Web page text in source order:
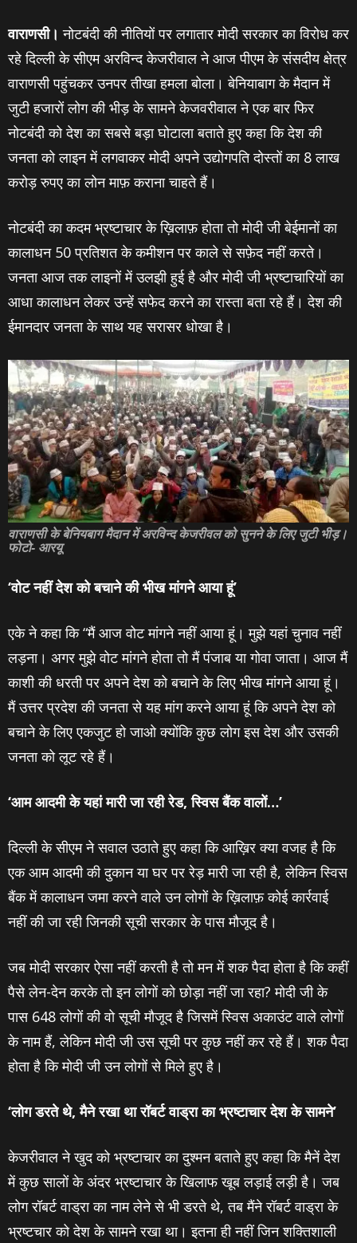
वाराणसी। नोटबंदी की नीतियों पर लगातार मोदी सरकार का विरोध कर
रहे दिल्‍ली के सीएम अरविन्‍द केजरीवाल ने आज पीएम के संसदीय क्षेत्र
वाराणसी पहुंचकर उनपर तीखा हमला बोला। बेनियाबाग के मैदान में
जुटी हजारों लोग की भीड़ के सामने केजवरीवाल ने एक बार फिर
नोटबंदी को देश का सबसे बड़ा घोटाला बताते हुए कहा कि देश की
जनता को लाइन में लगवाकर मोदी अपने उद्योगपति दोस्तों का 8 लाख
करोड़ रुपए का लोन माफ़ कराना चाहते हैं।
नोटबंदी का कदम भ्रष्टाचार के ख़िलाफ़ होता तो मोदी जी बेईमानों का
कालाधन 50 प्रतिशत के कमीशन पर काले से सफ़ेद नहीं करते।
जनता आज तक लाइनों में उलझी हुई है और मोदी जी भ्रष्‍टाचारियों का
आधा कालाधन लेकर उन्‍हें सफेद करने का रास्‍ता बता रहे हैं। देश की
ईमानदार जनता के साथ यह सरासर धोखा है।
वाराणसी के बेनियबाग मैदान में अरविन्द केजरीवल को सुनने के लिए जुटी भीड़।
फोटो- आरयू
‘वोट नहीं देश को बचाने की भीख मांगने आया हूं’
एके ने कहा कि “मैं आज वोट मांगने नहीं आया हूं। मुझे यहां चुनाव नहीं
लड़ना। अगर मुझे वोट मांगने होता तो मैं पंजाब या गोवा जाता। आज मैं
काशी की धरती पर अपने देश को बचाने के लिए भीख मांगने आया हूं।
मैं उत्तर प्रदेश की जनता से यह मांग करने आया हूं कि अपने देश को
बचाने के लिए एकजुट हो जाओ क्योंकि कुछ लोग इस देश और उसकी
जनता को लूट रहे हैं।
‘आम आदमी के यहां मारी जा रही रेड, स्विस बैंक वालों…’
दिल्‍ली के सीएम ने सवाल उठाते हुए कहा कि आख़िर क्या वजह है कि
एक आम आदमी की दुकान या घर पर रेड़ मारी जा रही है, लेकिन स्विस
बैंक में कालाधन जमा करने वाले उन लोगों के ख़िलाफ़ कोई कार्रवाई
नहीं की जा रही जिनकी सूची सरकार के पास मौजूद है।
जब मोदी सरकार ऐसा नहीं करती है तो मन में शक पैदा होता है कि कहीं
पैसे लेन-देन करके तो इन लोगों को छोड़ा नहीं जा रहा? मोदी जी के
पास 648 लोगों की वो सूची मौजूद है जिसमें स्विस अकाउंट वाले लोगों
के नाम हैं, लेकिन मोदी जी उस सूची पर कुछ नहीं कर रहे हैं। शक पैदा
होता है कि मोदी जी उन लोगों से मिले हुए है।
‘लोग डरते थे, मैने रखा था रॉबर्ट वाड्रा का भ्रष्‍टाचार देश के सामने’
केजरीवाल ने खुद को भ्रष्‍टाचार का दुश्‍मन बताते हुए कहा कि मैनें देश
में कुछ सालों के अंदर भ्रष्‍टाचार के खिलाफ खूब लड़ाई लड़ी है। जब
लोग रॉबर्ट वाड्रा का नाम लेने से भी डरते थे, तब मैंने रॉबर्ट वाड्रा के
भ्रष्टचार को देश के सामने रखा था। इतना ही नहीं जिन शक्तिशाली